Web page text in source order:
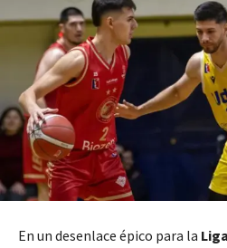
En un desenlace épico para la